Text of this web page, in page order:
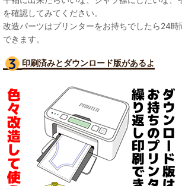
を確認してみてください。
改造パーツはプリンターをお持ちでしたら24時
できます。
印刷済みとダウンロード版があるよ